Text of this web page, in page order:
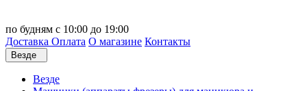
по будням с 10:00 до 19:00
Доставка Оплата О магазине Контакты
Везде
Везде